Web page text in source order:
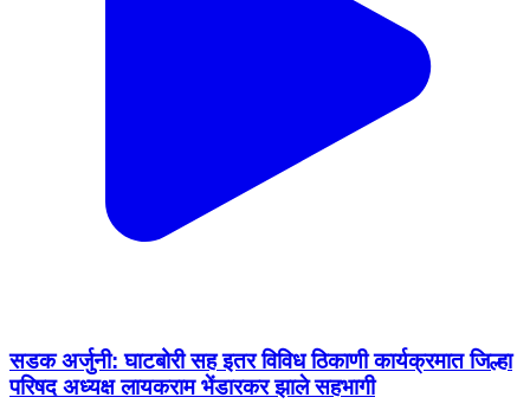
सडक अर्जुनी: घाटबोरी सह इतर विविध ठिकाणी कार्यक्रमात जिल्हा
परिषद अध्यक्ष लायकराम भेंडारकर झाले सहभागी